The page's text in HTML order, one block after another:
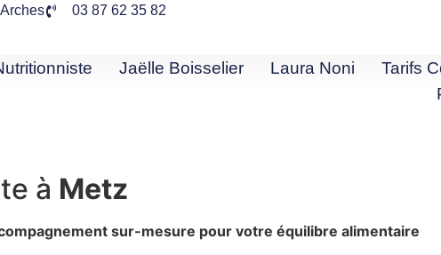
03 87 62 35 82
Jaëlle Boisselier Laura Noni Tarifs
à Metz
sur-mesure pour votre équilibre alimentaire